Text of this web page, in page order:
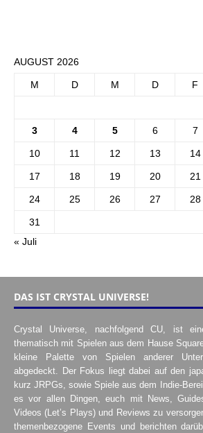
AUGUST 2026
M D M D F
3 4 5 6 7
10 11 12 13 14
17 18 19 20 21
24 25 26 27 28
31
« Juli
DAS IST CRYSTAL UNIVERSE!
Crystal Universe, nachfolgend CU, ist
thematisch mit Spielen aus dem Hause
kleine Palette von Spielen anderer
abgedeckt. Der Fokus liegt dabei auf den
kurz JRPGs, sowie Spiele aus dem Indie-
es vor allen Dingen, euch mit News,
Videos (Let’s Plays) und Reviews zu
themenbezogene Events und berichten